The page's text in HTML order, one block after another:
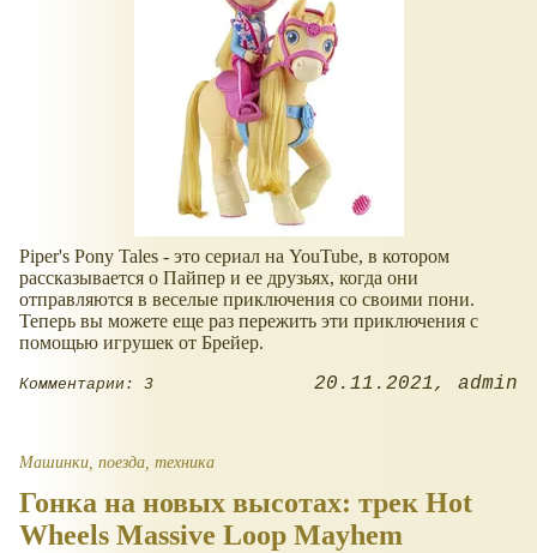
Piper's Pony Tales - это сериал на YouTube, в котором
рассказывается о Пайпер и ее друзьях, когда они
отправляются в веселые приключения со своими пони.
Теперь вы можете еще раз пережить эти приключения с
помощью игрушек от Брейер.
Комментарии: 3 20.11.2021 admin
Машинки, поезда, техника
Гонка на новых высотах: трек Hot
Wheels Massive Loop Mayhem